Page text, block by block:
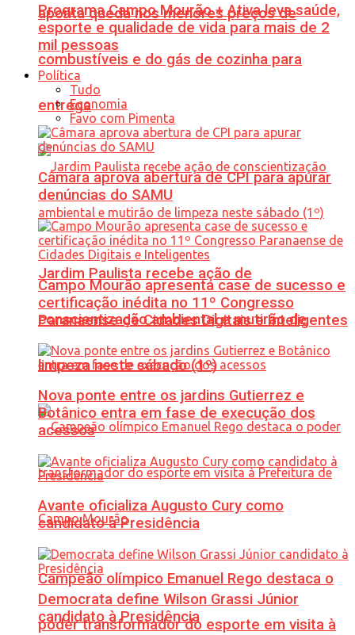
aponta queda nos menores preços de
combustíveis e do gás de cozinha para
entrega
Jardim Paulista recebe ação de
conscientização ambiental e mutirão de
limpeza neste sábado (1º)
Campeão olímpico Emanuel Rego destaca o
poder transformador do esporte em visita à
Programa Campo Mourão + Ativa leva saúde,
esporte e qualidade de vida para mais de 2
mil pessoas
Política
Tudo
Economia
Favo com Pimenta
Câmara aprova abertura de CPI para apurar
denúncias do SAMU
Campo Mourão apresenta case de sucesso e
certificação inédita no 11º Congresso
Paranaense de Cidades Digitais e Inteligentes
Nova ponte entre os jardins Gutierrez e
Botânico entra em fase de execução dos
acessos
Avante oficializa Augusto Cury como
candidato à Presidência
Democrata define Wilson Grassi Júnior
candidato à Presidência